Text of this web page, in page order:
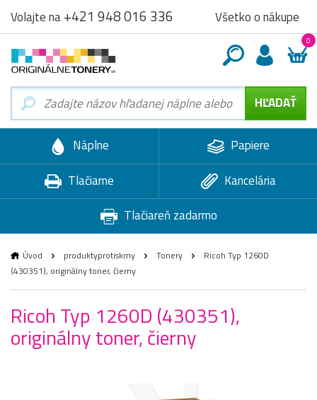
Volajte na+421 948 016 336 Všetko o nákupe
0
Náplne
Papiere
Tlačiarne
Kancelária
Tlačiareň zadarmo
Úvod produktyprotiskrny Tonery
Ricoh Typ 1260D
(430351), originálny toner, čierny
Ricoh Typ 1260D (430351),
originálny toner, čierny